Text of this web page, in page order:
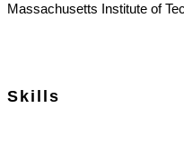
Massachusetts Institute of
Skills